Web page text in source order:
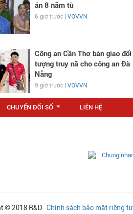
án 8 năm tù
6 giờ trước | VOVVN
Công an Cần Thơ bàn giao đối
tượng truy nã cho công an Đà
Nẵng
9 giờ trước | VOVVN
CHUYỂN ĐỔI SỐ LIÊN HỆ
© 2018 R&D Chính sách bảo mật riêng tư